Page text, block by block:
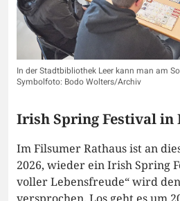
In der Stadtbibliothek Leer kann man am
Symbolfoto: Bodo Wolters/Archiv
Irish Spring Festival in
Im Filsumer Rathaus ist an
2026, wieder ein Irish Spring
voller Lebensfreude“ wird